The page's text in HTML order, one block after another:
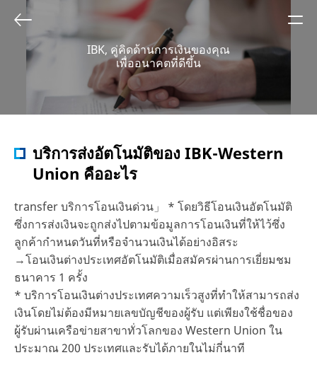
IBK, คู่คิดด้านการเงินของคุณ
เพื่ออนาคตที่ดีขึ้น
บริการส่งอัตโนมัติของ IBK-Western
Union คืออะไร
transfer บริการโอนเงินด่วน」 * โดยวิธีโอนเงินอัตโนมัติ
ซึ่งการส่งเงินจะถูกส่งไปตามข้อมูลการโอนเงินที่ให้ไว้ซึ่ง
ลูกค้ากำหนดวันที่หรือจำนวนเงินได้อย่างอิสระ
→โอนเงินต่างประเทศอัตโนมัติเมื่อสมัครผ่านการเยี่ยมชม
ธนาคาร 1 ครั้ง
* บริการโอนเงินต่างประเทศความเร็วสูงที่ทำให้สามารถส่ง
เงินโดยไม่ต้องมีหมายเลขบัญชีของผู้รับ แต่เพียงใช้ชื่อของ
ผู้รับผ่านเครือข่ายสาขาทั่วโลกของ Western Union ใน
ประมาณ 200 ประเทศและรับได้ภายในไม่กี่นาที